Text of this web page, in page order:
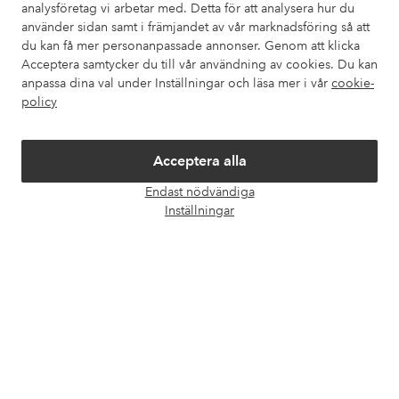
analysföretag vi arbetar med. Detta för att analysera hur du
använder sidan samt i främjandet av vår marknadsföring så att
du kan få mer personanpassade annonser. Genom att klicka
Acceptera samtycker du till vår användning av cookies. Du kan
anpassa dina val under Inställningar och läsa mer i vår cookie-
policy
Acceptera alla
Endast nödvändiga
Inställningar
Våra tjänster
Villkor
Vänner